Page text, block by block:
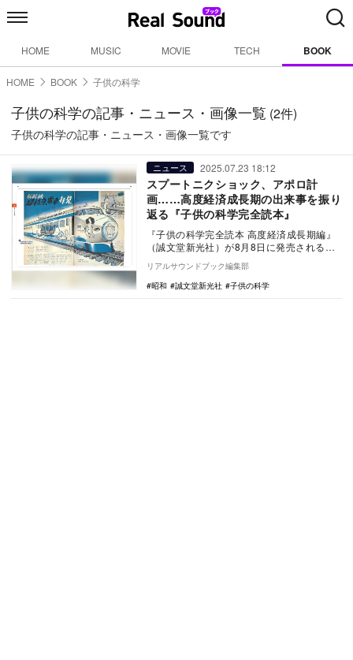
HOME MUSIC MOVIE TECH BOOK
HOME BOOK 子供の科学
子供の科学の記事・ニュース・画像一覧 (2件)
子供の科学の記事・ニュース・画像一覧です
ニュース 2025.07.23 18:12
スプートニクショック、アポロ計
画……高度経済成長期の出来事を振り
返る『子供の科学完全読本』
『子供の科学完全読本 高度経済成長期編』
（誠文堂新光社）が8月8日に発売される。
本書は2024年に刊行され好評を博した…
リアルサウンドブック編集部
昭和
誠文堂新光社 子供の科学